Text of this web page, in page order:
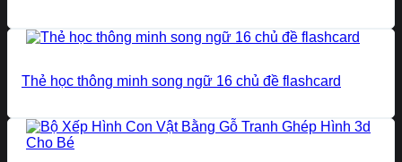
Thẻ học thông minh song ngữ 16 chủ đề flashcard